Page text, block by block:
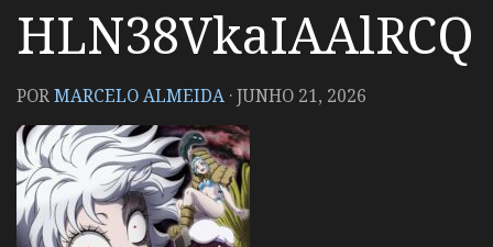
HLN38VkaIAAlRCQ
PORMARCELO ALMEIDA ·JUNHO 21, 2026